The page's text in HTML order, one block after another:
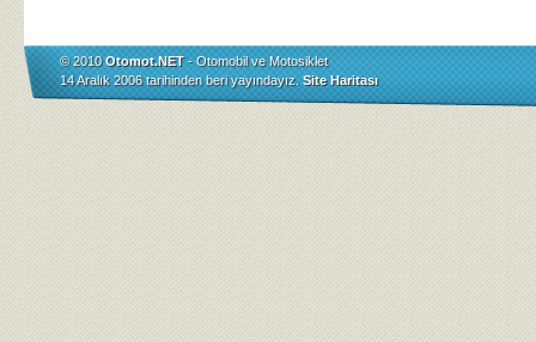
© 2010Otomot.NET- Otomobil ve Motosiklet
14 Aralık 2006 tarihinden beri yayındayız. Site Haritası